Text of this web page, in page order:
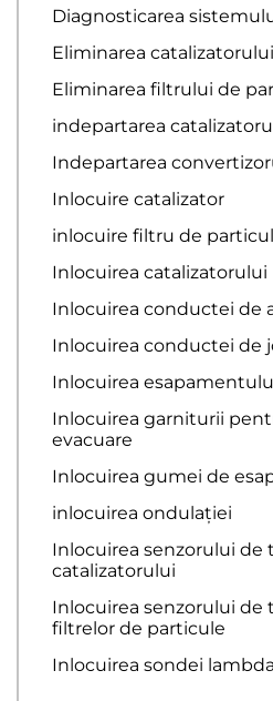
Diagnosticarea
Eliminarea catalizatorului
Eliminarea filtrului de
indepartarea
Indepartarea
Inlocuire catalizator
inlocuire filtru de
Inlocuirea catalizatorului
Inlocuirea conductei de
Inlocuirea conductei de
Inlocuirea
Inlocuirea garniturii
evacuare
Inlocuirea gumei de
inlocuirea ondulației
Inlocuirea senzorului de
catalizatorului
Inlocuirea senzorului de
filtrelor de particule
Inlocuirea sondei lambda